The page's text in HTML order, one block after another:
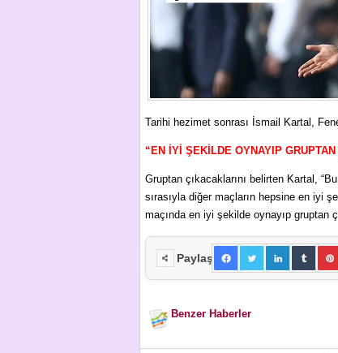
Tarihi hezimet sonrası İsmail Kartal,
“EN İYİ ŞEKİLDE OYNAYIP
Gruptan çıkacaklarını belirten Kartal,
sırasıyla diğer maçların hepsine en iyi
maçında en iyi şekilde oynayıp gruptan
Paylaş
Benzer Haberler